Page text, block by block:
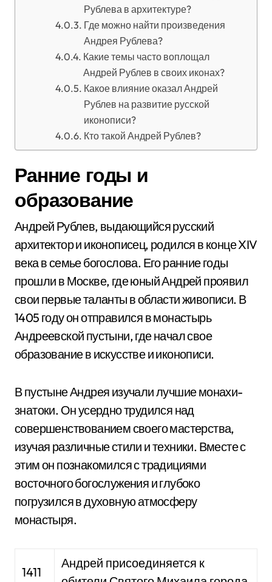
Рублева в архитектуре?
Где можно найти произведения
Андрея Рублева?
Какие темы часто воплощал
Андрей Рублев в своих иконах?
Какое влияние оказал Андрей
Рублев на развитие русской
иконописи?
Кто такой Андрей Рублев?
Ранние годы и
образование
Андрей Рублев, выдающийся русский
архитектор и иконописец, родился в конце XIV
века в семье богослова. Его ранние годы
прошли в Москве, где юный Андрей проявил
свои первые таланты в области живописи. В
1405 году он отправился в монастырь
Андреевской пустыни, где начал свое
образование в искусстве и иконописи.
В пустыне Андрея изучали лучшие монахи-
знатоки. Он усердно трудился над
совершенствованием своего мастерства,
изучая различные стили и техники. Вместе с
этим он познакомился с традициями
восточного богослужения и глубоко
погрузился в духовную атмосферу
монастыря.
1411
Андрей присоединяется к